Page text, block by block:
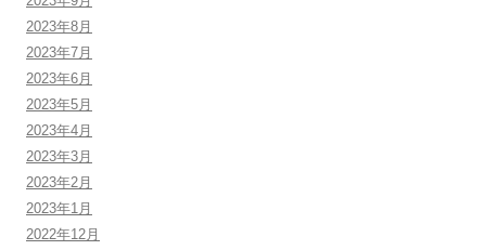
2023年8月
2023年7月
2023年6月
2023年5月
2023年4月
2023年3月
2023年2月
2023年1月
2022年12月